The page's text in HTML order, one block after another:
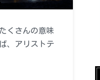
くさんの意味
、アリストテ